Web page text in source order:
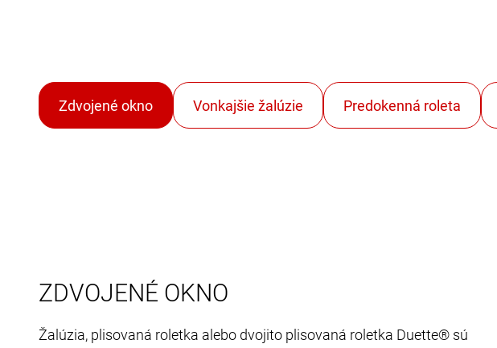
ZDVOJENÉ OKNO
Žalúzia, plisovaná roletka alebo dvojito plisovaná roletka Duette® sú